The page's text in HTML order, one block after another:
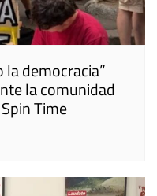
la democracia”
la comunidad
Time